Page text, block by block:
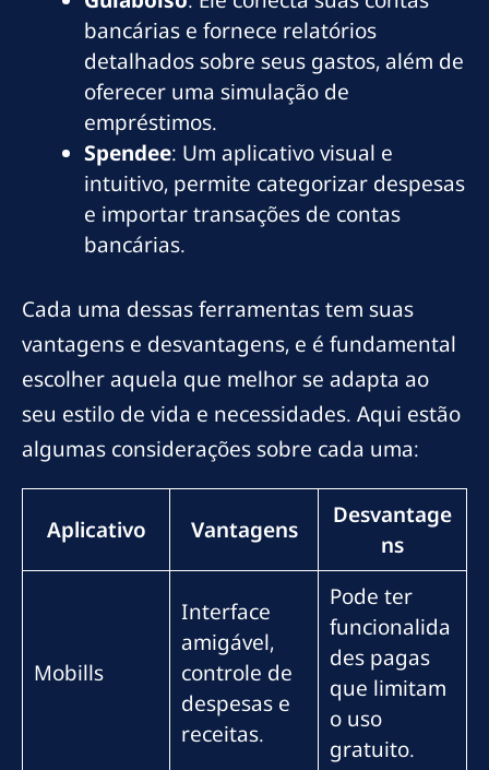
bancárias e fornece relatórios
detalhados sobre seus gastos, além de
oferecer uma simulação de
empréstimos.
Spendee: Um aplicativo visual e
intuitivo, permite categorizar despesas
e importar transações de contas
bancárias.
Cada uma dessas ferramentas tem suas
vantagens e desvantagens, e é fundamental
escolher aquela que melhor se adapta ao
seu estilo de vida e necessidades. Aqui estão
algumas considerações sobre cada uma:
Aplicativo Vantagens
Desvantage
ns
Mobills
Interface
amigável,
controle de
despesas e
receitas.
Pode ter
funcionalida
des pagas
que limitam
o uso
gratuito.